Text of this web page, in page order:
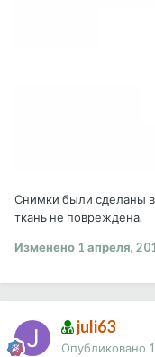
Снимки были сделаны в
ткань не повреждена.
Изменено 1 апреля,
juli63
Опубликовано